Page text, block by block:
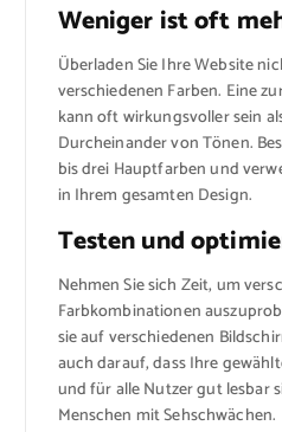
Weniger ist oft
Überladen Sie Ihre Website
verschiedenen Farben. Eine
kann oft wirkungsvoller sein
Durcheinander von Tönen.
bis drei Hauptfarben und
in Ihrem gesamten Design.
Testen und
Nehmen Sie sich Zeit, um
Farbkombinationen
sie auf verschiedenen
auch darauf, dass Ihre
und für alle Nutzer gut lesbar
Menschen mit Sehschwächen.